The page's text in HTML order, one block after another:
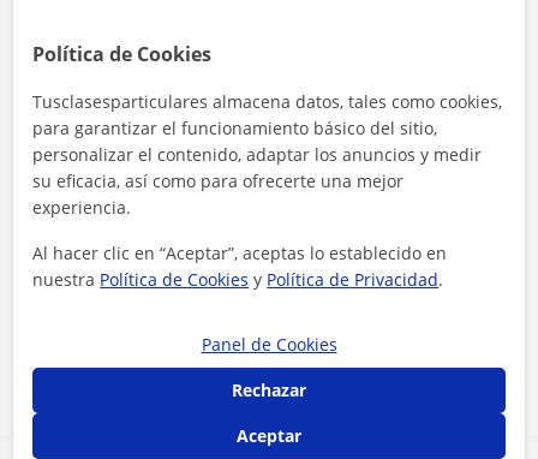
Al hacer clic, aceptas nuestroaviso legaly deprivacidad
Contactar ahora
Política de Cookies
Tusclasesparticulares almacena datos, tales como cookies,
para garantizar el funcionamiento básico del sitio,
personalizar el contenido, adaptar los anuncios y medir
su eficacia, así como para ofrecerte una mejor
experiencia.
Al hacer clic en “Aceptar”, aceptas lo establecido en
nuestra Política de Cookies y Política de Privacidad.
Panel de Cookies
Rechazar
Aceptar